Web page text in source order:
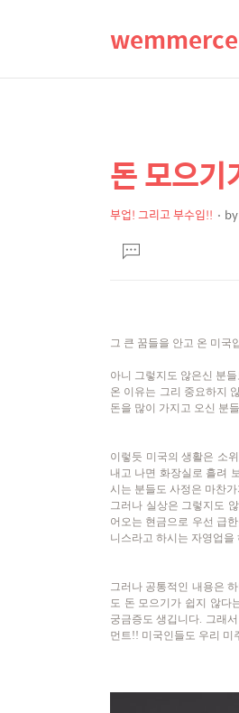
상
세
컨
텐
본
문
제
돈 모으기
부업! 그리고 부수입!! by
문댓
글
그 큰 꿈들을 안고 온 미국
아니 그렇지도 않은신 분
온 이유는 그리 중요하지
돈을 많이 가지고 오신 분
이렇듯 미국의 생활은 소
내고 나면 화장실로 흘려
시는 분들도 사정은 마찬
그러나 실상은 그렇지도
어오는 현금으로 우선 급
니스라고 하시는 자영업
그러나 공통적인 내용은
도 돈 모으기가 쉽지 않다
궁금증도 생깁니다. 그래
먼트!! 미국인들도 우리 미